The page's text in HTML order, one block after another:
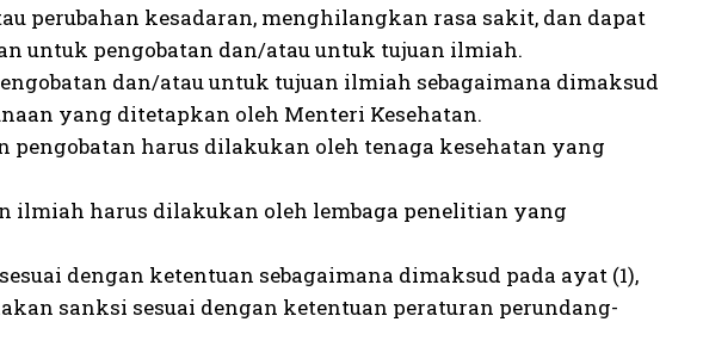
perubahan kesadaran, menghilangkan rasa sakit, dan dapat
untuk pengobatan dan/atau untuk tujuan ilmiah.
dan/atau untuk tujuan ilmiah sebagaimana dimaksud
yang ditetapkan oleh Menteri Kesehatan.
pengobatan harus dilakukan oleh tenaga kesehatan yang
ilmiah harus dilakukan oleh lembaga penelitian yang
dengan ketentuan sebagaimana dimaksud pada ayat (1),
sanksi sesuai dengan ketentuan peraturan perundang-